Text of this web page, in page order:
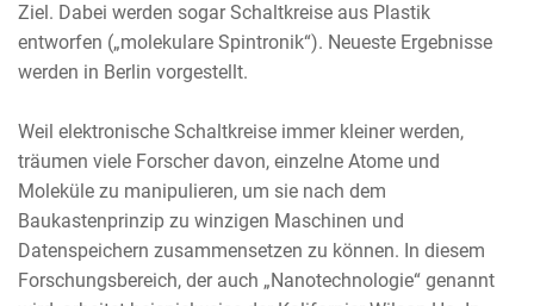
Ziel. Dabei werden sogar Schaltkreise aus Plastik
entworfen („molekulare Spintronik“). Neueste Ergebnisse
werden in Berlin vorgestellt.
Weil elektronische Schaltkreise immer kleiner werden,
träumen viele Forscher davon, einzelne Atome und
Moleküle zu manipulieren, um sie nach dem
Baukastenprinzip zu winzigen Maschinen und
Datenspeichern zusammensetzen zu können. In diesem
Forschungsbereich, der auch „Nanotechnologie“ genannt